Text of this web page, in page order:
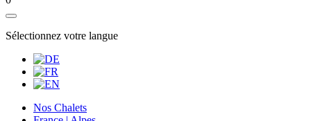
Sélectionnez votre langue
Nos Chalets